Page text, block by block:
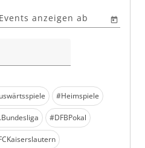
#Heimspiele
#DFBPokal
Events anzeigen ab